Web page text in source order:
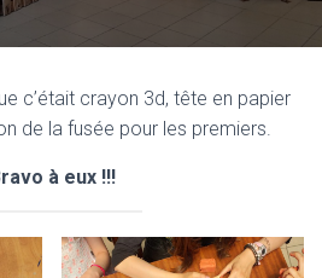
T
c’était crayon 3d, tête en papier
de la fusée pour les premiers.
à eux !!!